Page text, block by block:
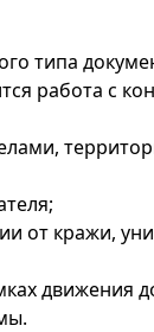
типа
работа с
от кражи,
движения